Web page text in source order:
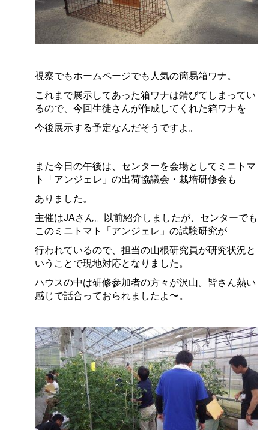
視察でもホームページでも人気の簡易箱ワナ。
これまで展示してあった箱ワナは錆びてしまってい
るので、今回生徒さんが作成してくれた箱ワナを
今後展示する予定なんだそうですよ。
また今日の午後は、センターを会場としてミニトマ
ト「アンジェレ」の出荷協議会・栽培研修会も
ありました。
主催はJAさん。以前紹介しましたが、センターでも
このミニトマト「アンジェレ」の試験研究が
行われているので、担当の山根研究員が研究状況と
いうことで現地対応となりました。
ハウスの中は研修参加者の方々が沢山。皆さん熱い
感じで話合っておられましたよ〜。